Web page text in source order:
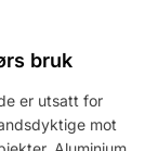
bruk
er utsatt for
mot